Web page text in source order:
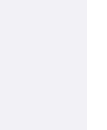
Workshopok,